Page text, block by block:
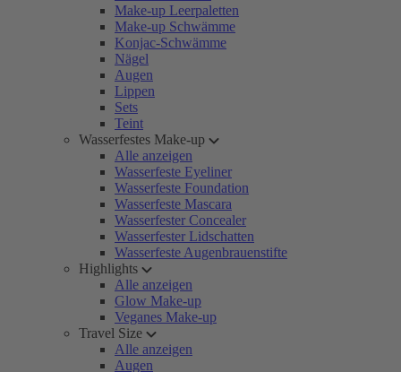
Make-up Leerpaletten
Make-up Schwämme
Konjac-Schwämme
Nägel
Augen
Lippen
Sets
Teint
Wasserfestes Make-up
Alle anzeigen
Wasserfeste Eyeliner
Wasserfeste Foundation
Wasserfeste Mascara
Wasserfester Concealer
Wasserfester Lidschatten
Wasserfeste Augenbrauenstifte
Highlights
Alle anzeigen
Glow Make-up
Veganes Make-up
Travel Size
Alle anzeigen
Augen